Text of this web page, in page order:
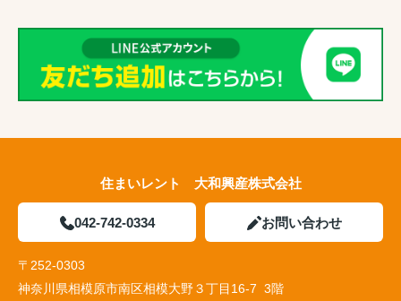
住まいレント 大和興産株式会社
042-742-0334 お問い合わせ
〒252-0303
神奈川県相模原市南区相模大野３丁目16-7 3階